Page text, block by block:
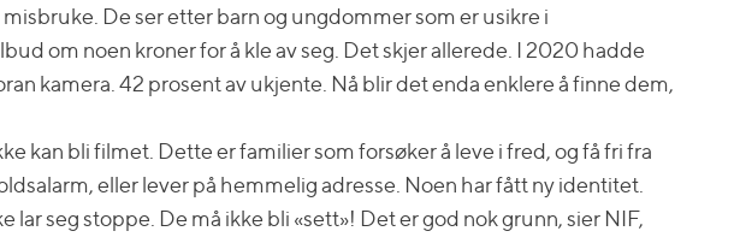
De ser etter barn og ungdommer som er usikre i
om noen kroner for å kle av seg. Det skjer allerede. I 2020 hadde
kamera. 42 prosent av ukjente. Nå blir det enda enklere å finne dem,
kan bli filmet. Dette er familier som forsøker å leve i fred, og få fri fra
eller lever på hemmelig adresse. Noen har fått ny identitet.
seg stoppe. De må ikke bli «sett»! Det er god nok grunn, sier NIF,